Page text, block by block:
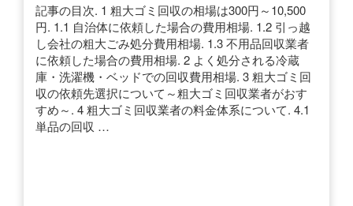
記事の目次. 1 粗大ゴミ回収の相場は300円～10,500
円. 1.1 自治体に依頼した場合の費用相場. 1.2 引っ越
し会社の粗大ごみ処分費用相場. 1.3 不用品回収業者
に依頼した場合の費用相場. 2 よく処分される冷蔵
庫・洗濯機・ベッドでの回収費用相場. 3 粗大ゴミ回
収の依頼先選択について～粗大ゴミ回収業者がおす
すめ～. 4 粗大ゴミ回収業者の料金体系について. 4.1
単品の回収 …